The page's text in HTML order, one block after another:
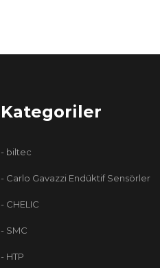
Kategoriler
- biltec
- Carlo Gavazzi Endüktif Sensörler
- CHELIC
- SMC
- HTP